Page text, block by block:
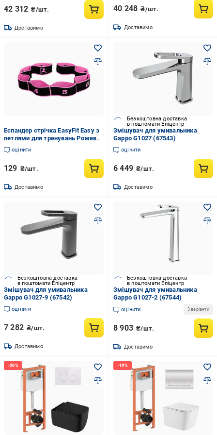
42 312 ₴/шт.
Доставимо
40 248 ₴/шт.
Доставимо
Еспандер стрічка EasyFit Easy з
петлями для тренувань Рожевий
(EF-1682-BP)
оцінити
129 ₴/шт.
Доставимо
Безкоштовна доставка
в поштомати Епіцентр
Змішувач для умивальника
Gappo G1027 (67543)
оцінити
6 449 ₴/шт.
Доставимо
Безкоштовна доставка
в поштомати Епіцентр
Змішувач для умивальника
Gappo G1027-9 (67542)
оцінити
7 282 ₴/шт.
Доставимо
Безкоштовна доставка
в поштомати Епіцентр
Змішувач для умивальника
Gappo G1027-2 (67544)
оцінити 3 варіанти
8 903 ₴/шт.
Доставимо